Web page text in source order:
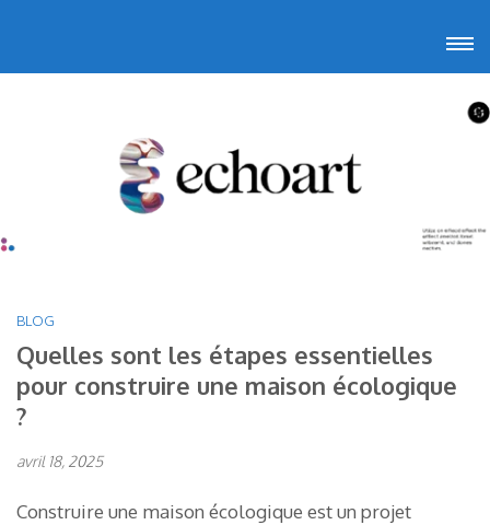
contenu
BLOG
Quelles sont les étapes essentielles
pour construire une maison écologique
?
avril 18, 2025
Construire une maison écologique est un projet